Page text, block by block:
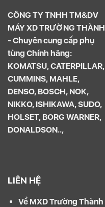
CÔNG TY TNHH TM&DV
MÁY XD TRƯỜNG THÀNH
- Chuyên cung cấp phụ
tùng Chính hãng:
KOMATSU, CATERPILLAR,
CUMMINS, MAHLE,
DENSO, BOSCH, NOK,
NIKKO, ISHIKAWA, SUDO,
HOLSET, BORG WARNER,
DONALDSON..,
LIÊN HỆ
Về MXD Trường Thành